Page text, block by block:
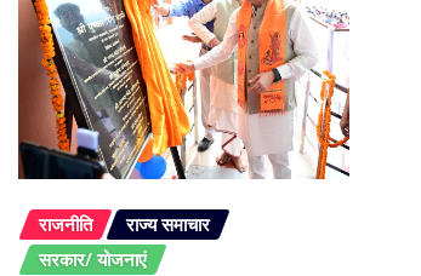
राजनीति
राज्य समाचार
सरकार/ योजनाएं